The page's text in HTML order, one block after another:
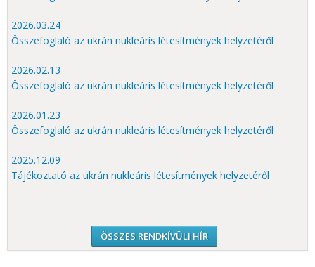
2026.03.24
Összefoglaló az ukrán nukleáris létesítmények helyzetéről
2026.02.13
Összefoglaló az ukrán nukleáris létesítmények helyzetéről
2026.01.23
Összefoglaló az ukrán nukleáris létesítmények helyzetéről
2025.12.09
Tájékoztató az ukrán nukleáris létesítmények helyzetéről
ÖSSZES RENDKÍVÜLI HÍR